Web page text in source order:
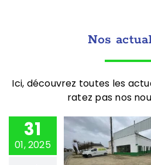
Nos
Ici, découvrez toutes les
ratez pas nos
31
01, 2025